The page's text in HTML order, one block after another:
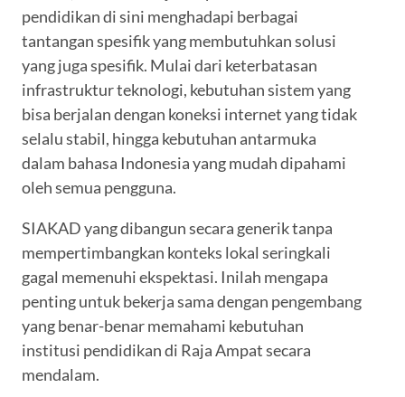
pendidikan di sini menghadapi berbagai
tantangan spesifik yang membutuhkan solusi
yang juga spesifik. Mulai dari keterbatasan
infrastruktur teknologi, kebutuhan sistem yang
bisa berjalan dengan koneksi internet yang tidak
selalu stabil, hingga kebutuhan antarmuka
dalam bahasa Indonesia yang mudah dipahami
oleh semua pengguna.
SIAKAD yang dibangun secara generik tanpa
mempertimbangkan konteks lokal seringkali
gagal memenuhi ekspektasi. Inilah mengapa
penting untuk bekerja sama dengan pengembang
yang benar-benar memahami kebutuhan
institusi pendidikan di Raja Ampat secara
mendalam.